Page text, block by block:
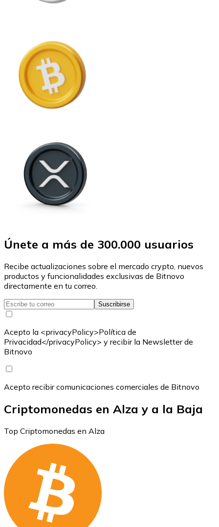
Únete a más de 300.000 usuarios
Recibe actualizaciones sobre el mercado crypto, nuevos
productos y funcionalidades exclusivas de Bitnovo
directamente en tu correo.
Suscribirse
Acepto la <privacyPolicy>Política de
Privacidad</privacyPolicy> y recibir la Newsletter de
Bitnovo
Acepto recibir comunicaciones comerciales de Bitnovo
Criptomonedas en Alza y a la Baja
Top Criptomonedas en Alza